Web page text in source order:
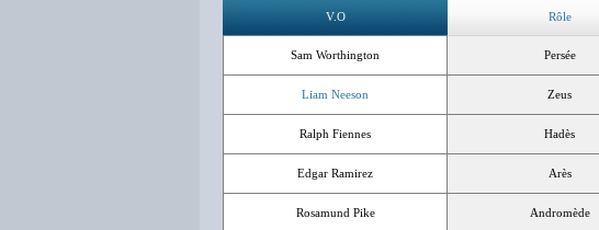
V.O Rôle
Sam Worthington Persée
Liam Neeson Zeus
Ralph Fiennes Hadès
Edgar Ramirez Arès
Rosamund Pike Andromède